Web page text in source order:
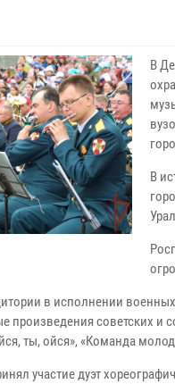
В
В
в исполнении
произведения советских
ты, ойся», «Команда
участие дуэт